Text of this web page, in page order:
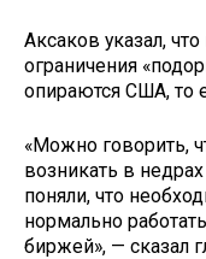
Аксаков указал,
ограничения
опираются США, то
«Можно говорить,
возникать в
поняли, что
нормально
биржей», — сказал